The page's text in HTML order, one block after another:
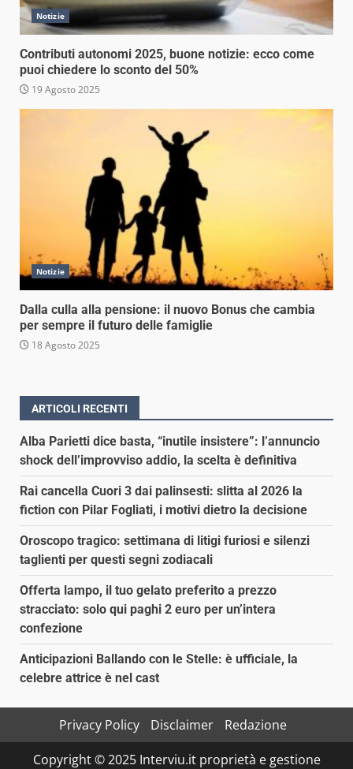
Notizie
Contributi autonomi 2025, buone notizie: ecco come
puoi chiedere lo sconto del 50%
19 Agosto 2025
Notizie
Dalla culla alla pensione: il nuovo Bonus che cambia
per sempre il futuro delle famiglie
18 Agosto 2025
ARTICOLI RECENTI
Alba Parietti dice basta, “inutile insistere”: l’annuncio
shock dell’improvviso addio, la scelta è definitiva
Rai cancella Cuori 3 dai palinsesti: slitta al 2026 la
fiction con Pilar Fogliati, i motivi dietro la decisione
Oroscopo tragico: settimana di litigi furiosi e silenzi
taglienti per questi segni zodiacali
Offerta lampo, il tuo gelato preferito a prezzo
stracciato: solo qui paghi 2 euro per un’intera
confezione
Anticipazioni Ballando con le Stelle: è ufficiale, la
celebre attrice è nel cast
Privacy Policy Disclaimer
Redazione
Copyright © 2025 Interviu.it proprietà e gestione